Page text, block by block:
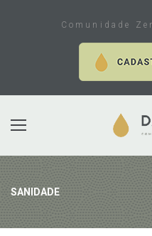
Comunidade
SANIDADE